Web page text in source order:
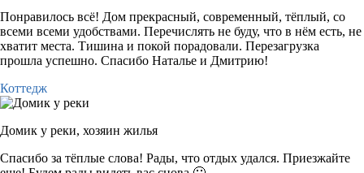
Понравилось всё! Дом прекрасный, современный, тёплый, со
всеми всеми удобствами. Перечислять не буду, что в нём есть, не
хватит места. Тишина и покой порадовали. Перезагрузка
прошла успешно. Спасибо Наталье и Дмитрию!
Коттедж
Домик у реки, хозяин жилья
Спасибо за тёплые слова! Рады, что отдых удался. Приезжайте